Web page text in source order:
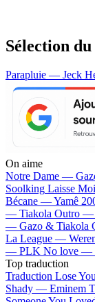
Sélection
Parapluie — Jeck
On aime
Notre Dame —
Soolking Laisse
Bécane —Yamê
— Tiakola Outro —
— Gazo & Tiakola
La League —
— PLK No love —
Top traduction
Traduction Lose
Shady — Eminem